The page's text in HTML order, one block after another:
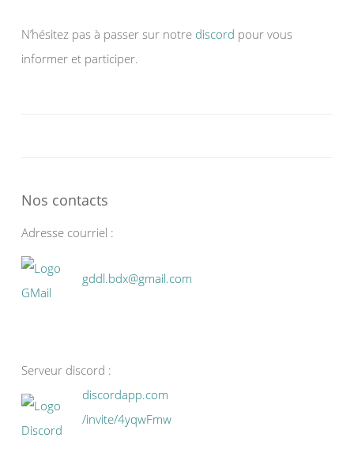
N’hésitez pas à passer sur notre discord pour vous
informer et participer.
Nos contacts
Adresse courriel :
gddl.bdx@gmail.com
Serveur discord :
discordapp.com
/invite/4yqwFmw